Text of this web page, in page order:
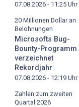
07.08.2026 - 11:25 Uhr
20 Millionen Dollar an
Belohnungen
Microsofts Bug-
Bounty-Programm
verzeichnet
Rekordjahr
07.08.2026 - 12:19 Uhr
Zahlen zum zweiten
Quartal 2026